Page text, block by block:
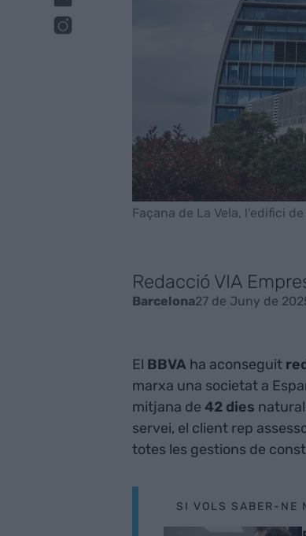
Façana de La Vela, l'edifici
Redacció VIA
Barcelona27 de Juny de
El BBVA ha aconseguit
marxa una societat a
mitjana de 42 dies
servei, el client rep
totes les gestions de
SI VOLS SABER-NE